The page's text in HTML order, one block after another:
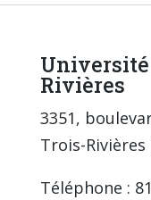
Université
Rivières
3351,
Trois-Rivières
Téléphone :